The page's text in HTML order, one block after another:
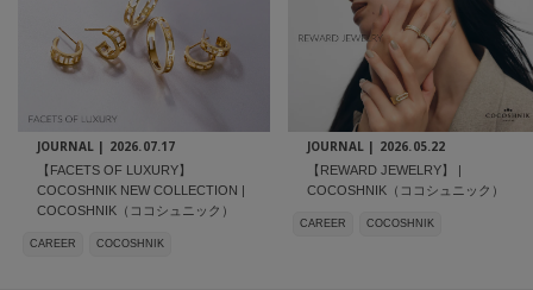
JOURNAL | 2026.07.17
【FACETS OF LUXURY】
COCOSHNIK NEW COLLECTION |
COCOSHNIK（ココシュニック）
CAREER COCOSHNIK
JOURNAL | 2026.05.22
【REWARD JEWELRY】 |
COCOSHNIK（ココシュニック）
CAREER COCOSHNIK